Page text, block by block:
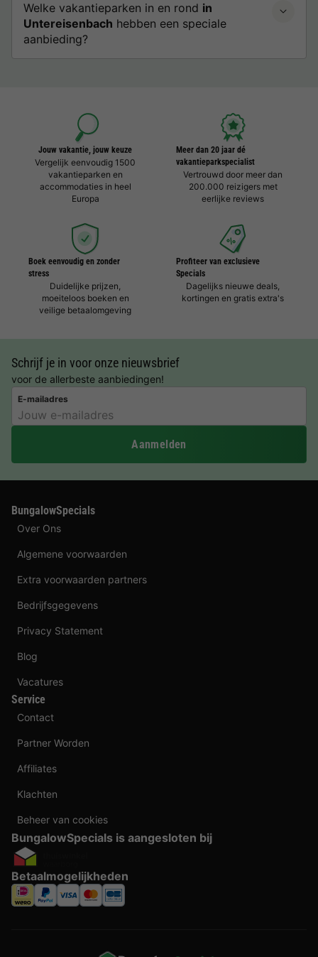
Welke vakantieparken in en rond in
Untereisenbach hebben een speciale
aanbieding?
Jouw vakantie, jouw keuze
Vergelijk eenvoudig 1500
vakantieparken en
accommodaties in heel
Europa
Meer dan 20 jaar dé
vakantieparkspecialist
Vertrouwd door meer dan
200.000 reizigers met
eerlijke reviews
Boek eenvoudig en zonder
stress
Duidelijke prijzen,
moeiteloos boeken en
veilige betaalomgeving
Profiteer van exclusieve
Specials
Dagelijks nieuwe deals,
kortingen en gratis extra's
Schrijf je in voor onze nieuwsbrief
voor de allerbeste aanbiedingen!
E-mailadres
Aanmelden
BungalowSpecials
Over Ons
Algemene voorwaarden
Extra voorwaarden partners
Bedrijfsgegevens
Privacy Statement
Blog
Vacatures
Service
Contact
Partner Worden
Affiliates
Klachten
Beheer van cookies
BungalowSpecials is aangesloten bij
Betaalmogelijkheden